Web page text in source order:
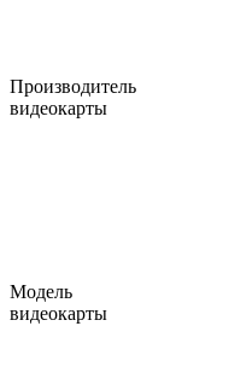
Производитель
видеокарты
Модель
видеокарты